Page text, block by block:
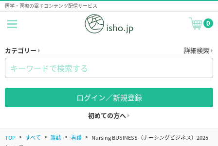
医学・医療の電子コンテンツ配信サービス
0
カテゴリー 詳細検索
ログイン／新規登録
初めての方へ
TOP すべて 雑誌 看護
Nursing BUSINESS（ナーシングビジネス）2025